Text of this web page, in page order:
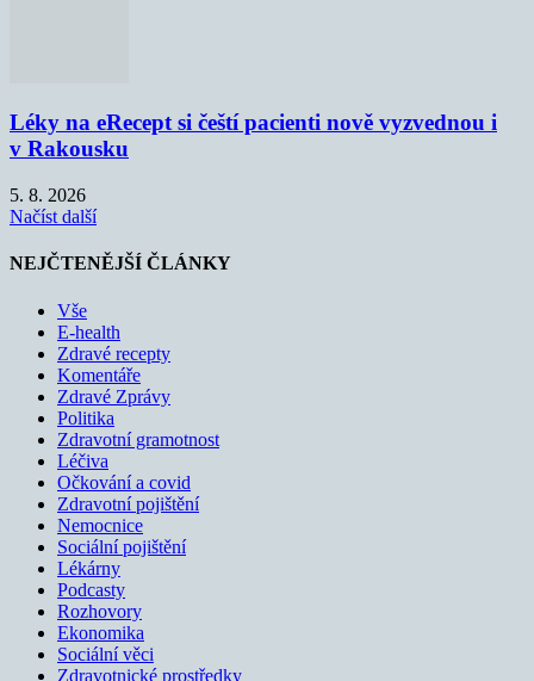
Léky na eRecept si čeští pacienti nově vyzvednou i
v Rakousku
5. 8. 2026
Načíst další
NEJČTENĚJŠÍ ČLÁNKY
Vše
E-health
Zdravé recepty
Komentáře
Zdravé Zprávy
Politika
Zdravotní gramotnost
Léčiva
Očkování a covid
Zdravotní pojištění
Nemocnice
Sociální pojištění
Lékárny
Podcasty
Rozhovory
Ekonomika
Sociální věci
Zdravotnické prostředky